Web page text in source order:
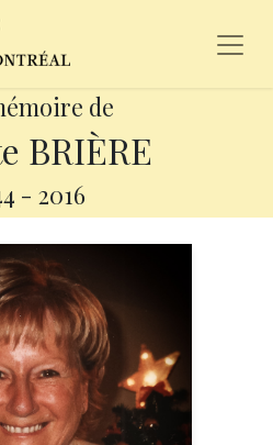
de
BRIÈRE
- 2016